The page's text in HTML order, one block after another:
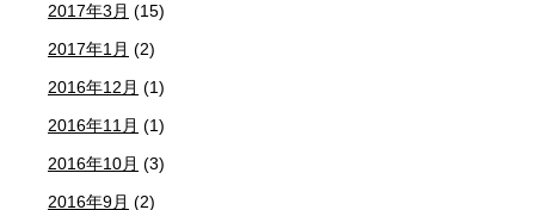
2017年3月 (15)
2017年1月 (2)
2016年12月 (1)
2016年11月 (1)
2016年10月 (3)
2016年9月 (2)